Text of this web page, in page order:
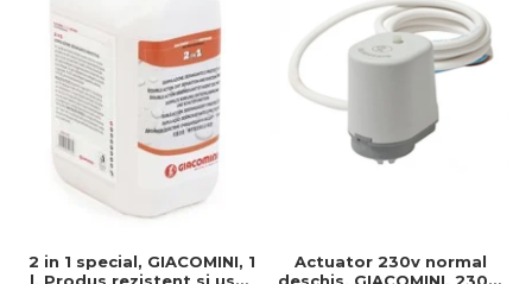
2 in 1 special, GIACOMINI, 1
Actuator 230v normal